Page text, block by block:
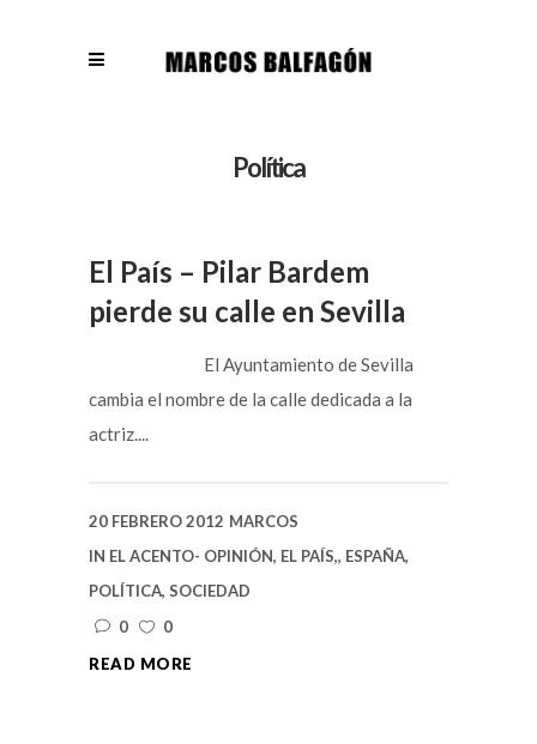
Política
El País – Pilar Bardem
pierde su calle en Sevilla
El Ayuntamiento de Sevilla
cambia el nombre de la calle dedicada a la
actriz....
20 FEBRERO 2012 MARCOS
IN EL ACENTO- OPINIÓN, EL PAÍS,, ESPAÑA,
POLÍTICA, SOCIEDAD
0
0
READ MORE